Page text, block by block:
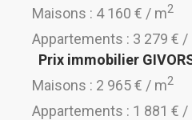
Maisons : 4 160 € / m2
Appartements : 3 279 € /
Prix immobilier
Maisons : 2 965 € / m2
Appartements : 1 881 € /